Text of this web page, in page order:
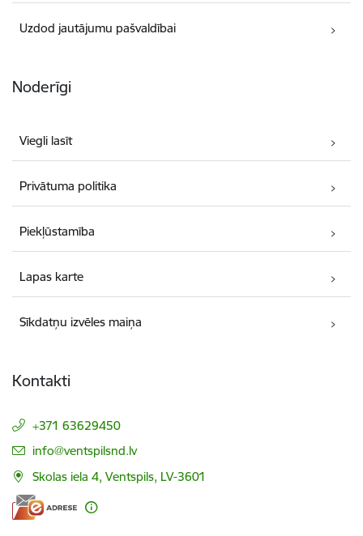
Uzdod jautājumu pašvaldībai
Noderīgi
Viegli lasīt
Privātuma politika
Piekļūstamība
Lapas karte
Sīkdatņu izvēles maiņa
Kontakti
+371 63629450
E-pasts:
info@ventspilsnd.lv
Skolas iela 4, Ventspils, LV-3601